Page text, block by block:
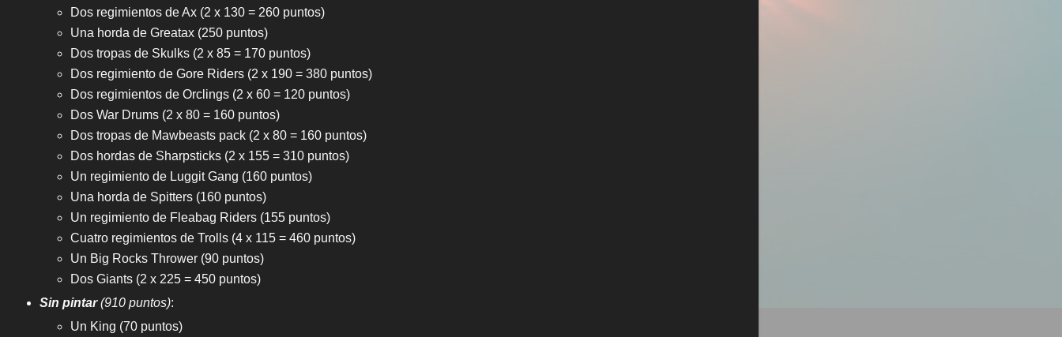
Dos regimientos de Ax (2 x 130 = 260 puntos)
Una horda de Greatax (250 puntos)
Dos tropas de Skulks (2 x 85 = 170 puntos)
Dos regimiento de Gore Riders (2 x 190 = 380 puntos)
Dos regimientos de Orclings (2 x 60 = 120 puntos)
Dos War Drums (2 x 80 = 160 puntos)
Dos tropas de Mawbeasts pack (2 x 80 = 160 puntos)
Dos hordas de Sharpsticks (2 x 155 = 310 puntos)
Un regimiento de Luggit Gang (160 puntos)
Una horda de Spitters (160 puntos)
Un regimiento de Fleabag Riders (155 puntos)
Cuatro regimientos de Trolls (4 x 115 = 460 puntos)
Un Big Rocks Thrower (90 puntos)
Dos Giants (2 x 225 = 450 puntos)
Sin pintar(910 puntos):
Un King (70 puntos)